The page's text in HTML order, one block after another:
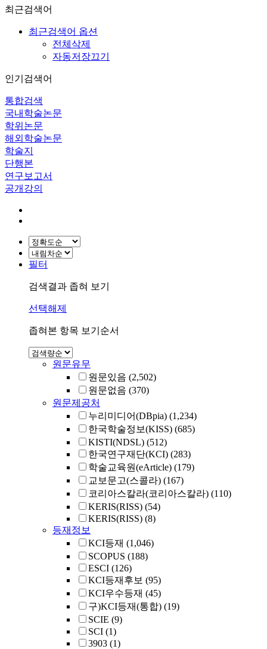
최근검색어
최근검색어 옵션
전체삭제
자동저장끄기
인기검색어
통합검색
국내학술논문
학위논문
해외학술논문
학술지
단행본
연구보고서
공개강의
필터
검색결과 좁혀 보기
선택해제
좁혀본 항목 보기순서
원문유무
원문있음 (2,502)
원문없음 (370)
원문제공처
누리미디어(DBpia) (1,234)
한국학술정보(KISS) (685)
KISTI(NDSL) (512)
한국연구재단(KCI) (283)
학술교육원(eArticle) (179)
교보문고(스콜라) (167)
코리아스칼라(코리아스칼라) (110)
KERIS(RISS) (54)
KERIS(RISS) (8)
등재정보
KCI등재 (1,046)
SCOPUS (188)
ESCI (126)
KCI등재후보 (95)
KCI우수등재 (45)
구)KCI등재(통합) (19)
SCIE (9)
SCI (1)
3903 (1)